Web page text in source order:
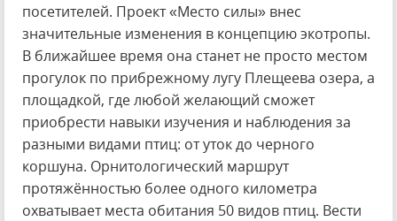
посетителей. Проект «Место силы» внес
значительные изменения в концепцию экотропы.
В ближайшее время она станет не просто местом
прогулок по прибрежному лугу Плещеева озера, а
площадкой, где любой желающий сможет
приобрести навыки изучения и наблюдения за
разными видами птиц: от уток до черного
коршуна. Орнитологический маршрут
протяжённостью более одного километра
охватывает места обитания 50 видов птиц. Вести